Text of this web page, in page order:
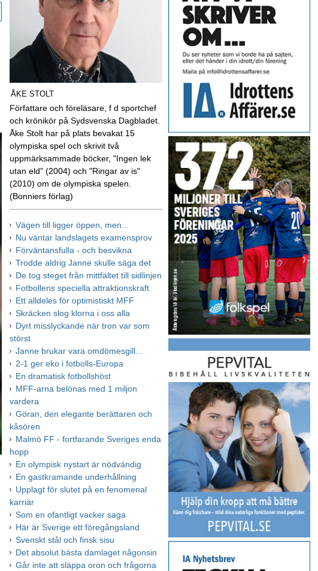
ÅKE STOLT
Författare och föreläsare, f d sportchef
och krönikör på Sydsvenska Dagbladet.
Åke Stolt har på plats bevakat 15
olympiska spel och skrivit två
uppmärksammade böcker, "Ingen lek
utan eld" (2004) och "Ringar av is"
(2010) om de olympiska spelen.
(Bonniers förlag)
Vägen till ligger öppen, men...
Nu väntar landslagets examensprov
Förväntansfulla - och besvikna
Trodde aldrig Janne skulle säga det
De tog steget från mittfältet till sidlinjen
Fotbollens speciella attraktionskraft
Ett alldeles för optimistiskt MFF
Skräcken slog klorna i oss alla
Dyrt misslyckande när tron var som
störst
Janne brukar vara omdömesgill...
2-1 ger eko i fotbolls-Europa
En dramatisk fotbollshöst
MFF-arna belönas med 1 miljon
vardera
Göran, den elegante berättaren och
kåsören
Malmö FF - fortfarande Sveriges enda
hopp
En olympisk nystart är nödvändig
En gastkramande underhållning
Upplagt för slutet på en fenomenal
karriär
Som en ofantligt vacker saga
Här är Sverige ett föregångsland
Svenskt stål och finsk sisu
Det absolut bästa damlaget någonsin
Går inte att släppa oron och frågorna